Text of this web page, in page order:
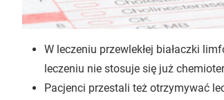
W leczeniu przewlekłej białaczki
leczeniu nie stosuje się już
Pacjenci przestali też otrzymywać